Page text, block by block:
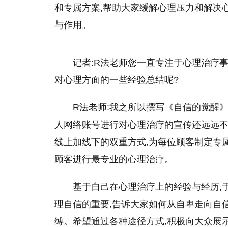
和专属方案,帮助大家缓解心理压力和解决
与作用。
记者:R法老师您一直专注于心理治疗
对心理方面的一些经验总结呢?
R法老师:我之所以撰写《自信的觉醒
人网络账号进行对心理治疗的宣传还远远
线上加线下的双重方式,为每位顾客制定专
顾客进行最专业的心理治疗。
基于自己在心理治疗上的经验与经历,
理自信的重要,告诉大家如何从自卑走向自
缚。希望通过各种途径方式,积极向大众展